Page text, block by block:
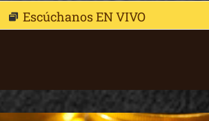
Escúchanos EN VIVO